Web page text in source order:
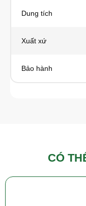
Dung tích
Xuất xứ
Bảo hành
CÓ